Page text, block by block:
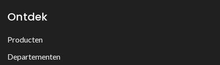
Ontdek
Producten
Departementen